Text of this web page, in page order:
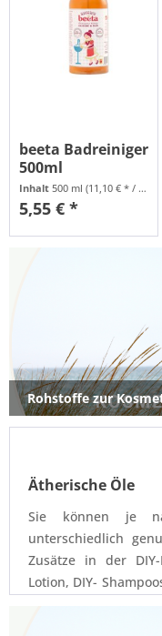
beeta Badreiniger
500ml
Inhalt 500 ml (11,10 € * / 1000 ml)
5,55 € *
Rohstoffe zur
Ätherische Öle
Sie können je
unterschiedlich
Zusätze in der
Lotion, DIY-
ebenso in der
Wirkstoff sind sie